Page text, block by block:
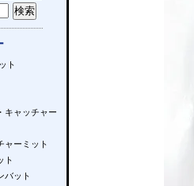
ト
キャッチャー
ャーミット
ト
バット